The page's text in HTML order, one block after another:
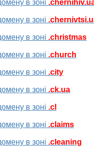
в зоні
в зоні
в зоні .christmas
в зоні .church
в зоні .city
в зоні .ck.ua
в зоні .cl
в зоні .claims
в зоні .cleaning